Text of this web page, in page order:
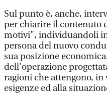
Sul punto è, anche,
per chiarire il contenuto
motivi", individuandoli
persona del nuovo
sua posizione
dell'operazione
ragioni che attengono,
esigenze ed alla